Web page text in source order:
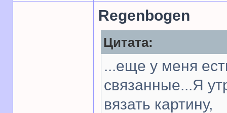
Regenbogen
Цитата:
...еще у меня
связанные...Я
вязать картину,